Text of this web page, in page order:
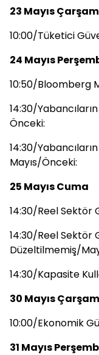
23 Mayıs
10:00/Tüketici
24 Mayıs
10:50/Bloomberg
14:30/
Önceki:
14:30/
Mayıs/Önceki:
25 Mayıs Cuma
14:30/Reel Sektör
14:30/Reel Sektör
Düzeltilmemiş/
14:30/Kapasite
30 Mayıs
10:00/Ekonomik
31 Mayıs